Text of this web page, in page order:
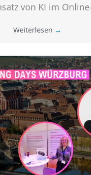
von KI im
Weiterlesen →